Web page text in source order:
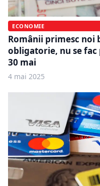
ECONOMIE
Românii primesc noi
obligatorie, nu se
30 mai
4 mai 2025